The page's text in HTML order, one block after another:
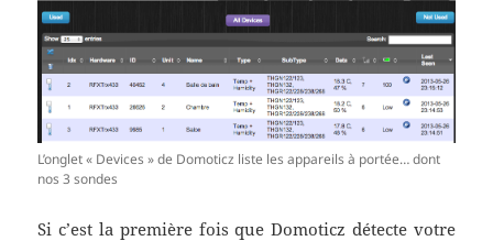
L’onglet « Devices » de Domoticz liste les appareils à portée… dont
nos 3 sondes
Si c’est la première fois que Domoticz détecte votre